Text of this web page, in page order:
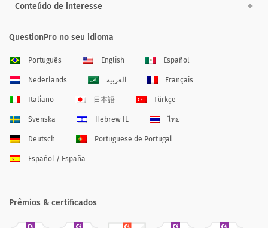
Conteúdo de interesse
QuestionPro no seu idioma
Português English Español
Nederlands العربية Français
Italiano 日本語 Türkçe
Svenska Hebrew IL ไทย
Deutsch Portuguese de Portugal
Español / España
Prêmios & certificados